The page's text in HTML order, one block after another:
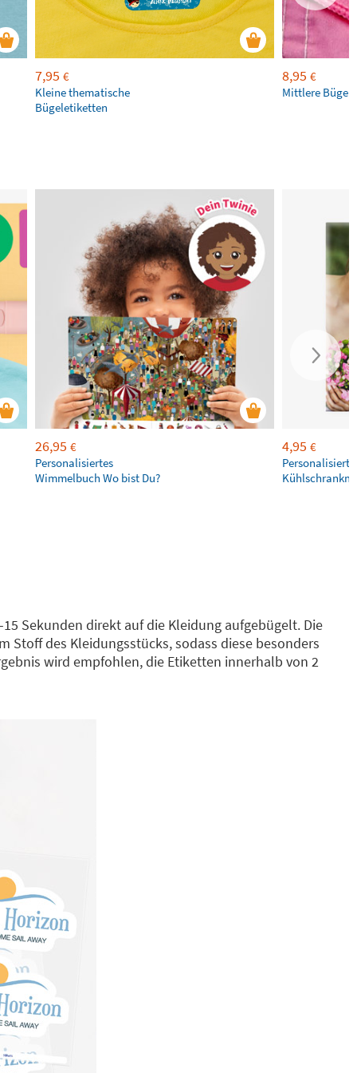
7,95 €
Kleine thematische
Bügeletiketten
8,95 €
Mittlere
26,95 €
Personalisiertes
Wimmelbuch Wo bist Du?
4,95 €
Sekunden direkt auf die Kleidung aufgebügelt. Die
des Kleidungsstücks, sodass diese besonders
wird empfohlen, die Etiketten innerhalb von 2